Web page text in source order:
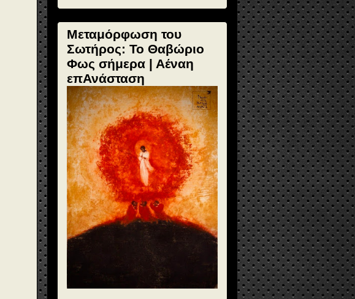
Μεταμόρφωση του
Σωτήρος: Το Θαβώριο
Φως σήμερα | Αέναη
επΑνάσταση